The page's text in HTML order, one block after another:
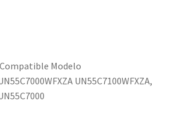
Compatible Modelo
UN55C7100WFXZA,